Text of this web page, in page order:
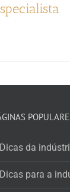
Dicas da
Dicas para a